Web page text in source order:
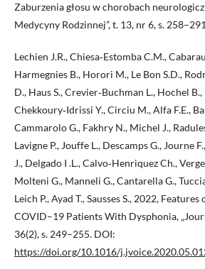
Zaburzenia głosu w chorobach
Medycyny Rodzinnej”, t. 13, nr 6, s.
Lechien J.R., Chiesa‑Estomba C.M.,
Harmegnies B., Horori M., Le Bon S.D.,
D., Haus S., Crevier‑Buchman L., Hochel
Chekkoury‑Idrissi Y., Circiu M., Alfa F.E.,
Cammarolo G., Fakhry N., Michel J.,
Lavigne P., Jouffe L., Descamps G., Journe
J., Delgado I .L., Calvo‑Henriquez Ch.,
Molteni G., Manneli G., Cantarella G.,
Leich P., Ayad T., Sausses S., 2022,
COVID–19 Patients With Dysphonia,
36(2), s. 249–255. DOI:
https://doi.org/10.1016/